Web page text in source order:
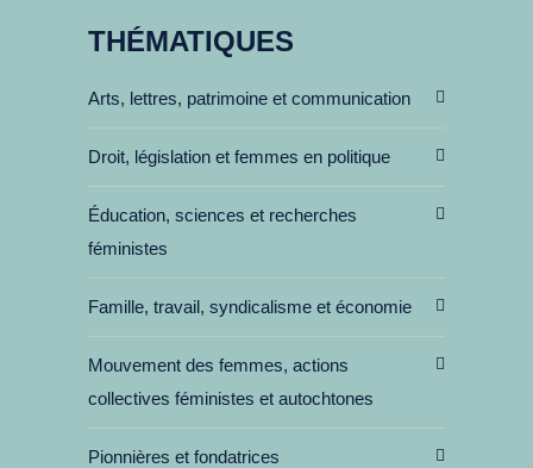
THÉMATIQUES
Arts, lettres, patrimoine et communication
Droit, législation et femmes en politique
Éducation, sciences et recherches
féministes
Famille, travail, syndicalisme et économie
Mouvement des femmes, actions
collectives féministes et autochtones
Pionnières et fondatrices